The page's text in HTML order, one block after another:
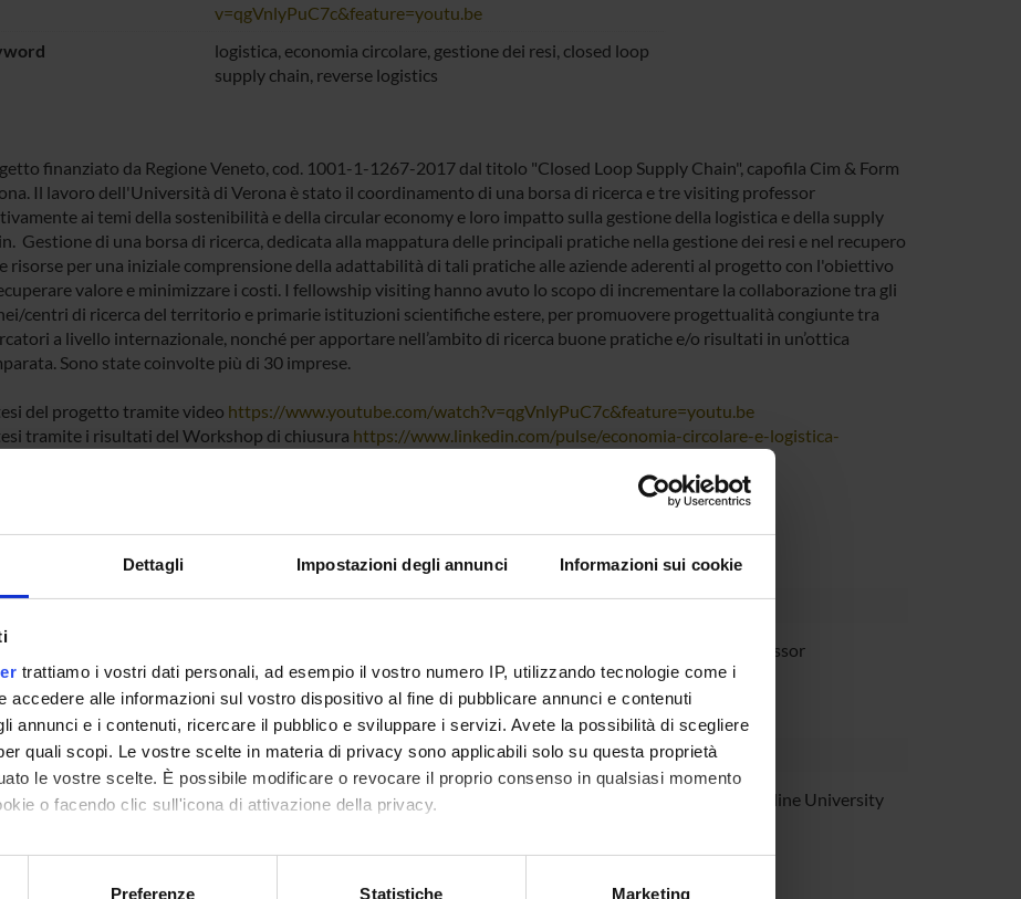
Dettagli Impostazioni degli annunci Informazioni sui cookie
trattiamo i vostri dati personali, ad esempio il vostro numero IP, utilizzando tecnologie come i
accedere alle informazioni sul vostro dispositivo al fine di pubblicare annunci e contenuti
annunci e i contenuti, ricercare il pubblico e sviluppare i servizi. Avete la possibilità di scegliere
quali scopi. Le vostre scelte in materia di privacy sono applicabili solo su questa proprietà
le vostre scelte. È possibile modificare o revocare il proprio consenso in qualsiasi momento
o facendo clic sull'icona di attivazione della privacy.
anche:
sulla tua posizione geografica, con un'approssimazione di qualche metro,
Preferenze Statistiche Marketing
v=qgVnlyPuC7c&feature=youtu.be
logistica, economia circolare, gestione dei resi, closed loop
supply chain, reverse logistics
finanziato da Regione Veneto, cod. 1001-1-1267-2017 dal titolo "Closed Loop Supply Chain", capofila Cim & Form
Il lavoro dell'Università di Verona è stato il coordinamento di una borsa di ricerca e tre visiting professor
ai temi della sostenibilità e della circular economy e loro impatto sulla gestione della logistica e della supply
Gestione di una borsa di ricerca, dedicata alla mappatura delle principali pratiche nella gestione dei resi e nel recupero
risorse per una iniziale comprensione della adattabilità di tali pratiche alle aziende aderenti al progetto con l'obiettivo
valore e minimizzare i costi. I fellowship visiting hanno avuto lo scopo di incrementare la collaborazione tra gli
centri di ricerca del territorio e primarie istituzioni scientifiche estere, per promuovere progettualità congiunte tra
a livello internazionale, nonché per apportare nell’ambito di ricerca buone pratiche e/o risultati in un’ottica
Sono state coinvolte più di 30 imprese.
del progetto tramite video https://www.youtube.com/watch?v=qgVnlyPuC7c&feature=youtu.be
tramite i risultati del Workshop di chiusura https://www.linkedin.com/pulse/economia-circolare-e-logistica-
https://www.fondazionespeedhub.it/closed-loop-supply-chain.html
del progetto è stato pubblicato un E-Book "Closed Loop Supply Chain" allegato oscaricabile qui
PARTICIPANTS
Full Professor
ESTERNI
Frankel
University of North
East Caroline University